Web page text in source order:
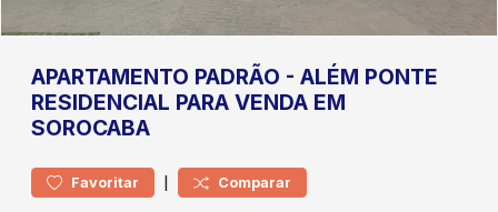
APARTAMENTO PADRÃO - ALÉM PONTE
RESIDENCIAL PARA VENDA EM
SOROCABA
Favoritar | Comparar